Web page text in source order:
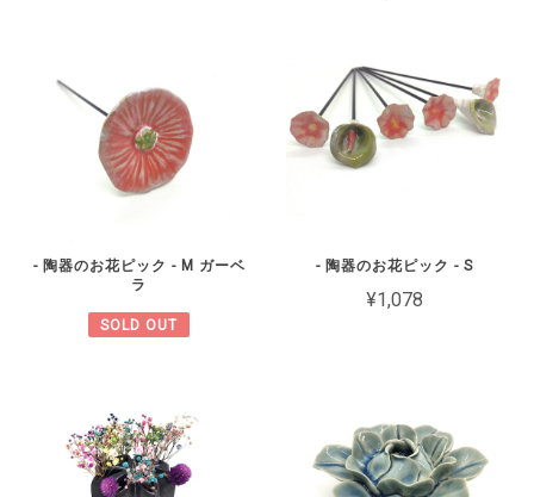
- 陶器のお花ピック - M ガーベ
ラ
SOLD OUT
- 陶器のお花ピック - S
¥1,078